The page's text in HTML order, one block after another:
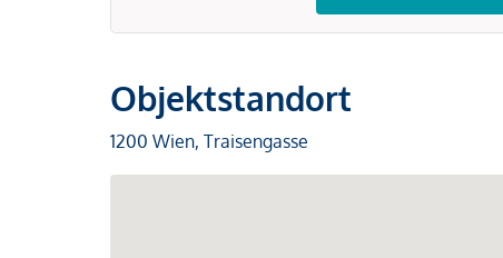
Objektstandort
1200 Wien, Traisengasse